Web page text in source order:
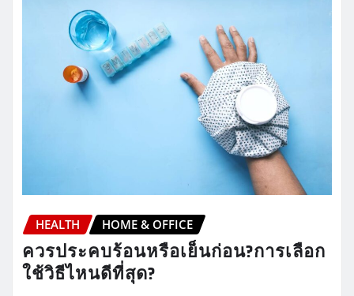
HEALTH HOME & OFFICE
ควรประคบร้อนหรือเย็นก่อน?การเลือก
ใช้วิธีไหนดีที่สุด?